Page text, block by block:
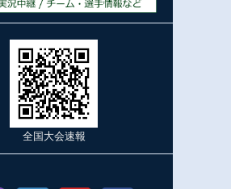
全国大会速報